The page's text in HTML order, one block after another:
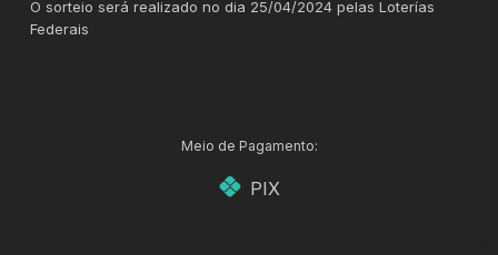
O sorteio será realizado no dia 25/04/2024 pelas Loterías
Federais
Meio de Pagamento:
PIX